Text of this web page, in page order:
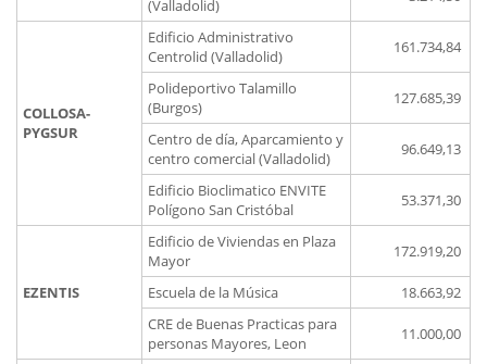
(Valladolid)
COLLOSA-
PYGSUR
Edificio Administrativo
Centrolid (Valladolid)
161.734,84
Polideportivo Talamillo
(Burgos)
127.685,39
Centro de día, Aparcamiento y
centro comercial (Valladolid)
96.649,13
Edificio Bioclimatico ENVITE
Polígono San Cristóbal
53.371,30
EZENTIS
Edificio de Viviendas en Plaza
Mayor
172.919,20
Escuela de la Música
18.663,92
CRE de Buenas Practicas para
personas Mayores, Leon
11.000,00